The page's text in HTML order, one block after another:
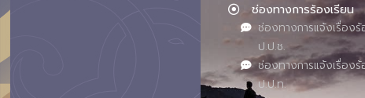
ช่องทางการร้องเรียน
ช่องทางการแจ้งเรื่อง
ป.ป.ช.
ช่องทางการแจ้งเรื่อง
ป.ป.ท.